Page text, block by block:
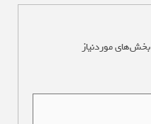
بخش‌های موردنیاز